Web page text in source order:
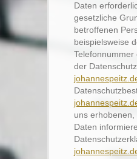
Daten
gesetzliche
betroffenen
beispielsweise
der
uns
Daten